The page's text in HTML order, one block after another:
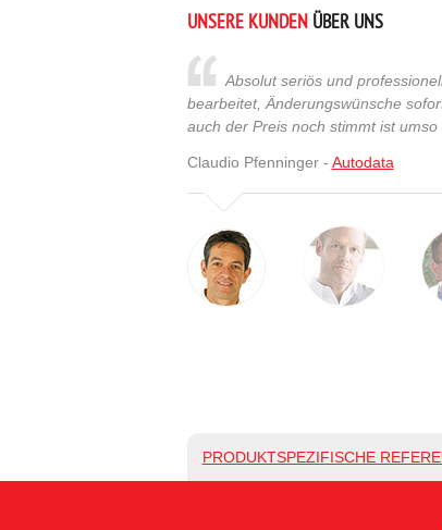
UNSERE KUNDENÜBER UNS
Absolut seriös und
bearbeitet, Änderungswünsche
auch der Preis noch stimmt ist umso
Claudio Pfenninger - Autodata
PRODUKTSPEZIFISCHE